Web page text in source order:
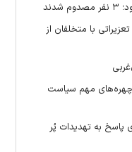
با متخلفان از
چهره‌های مهم سیاست
پاسخ به تهدیدات پُر